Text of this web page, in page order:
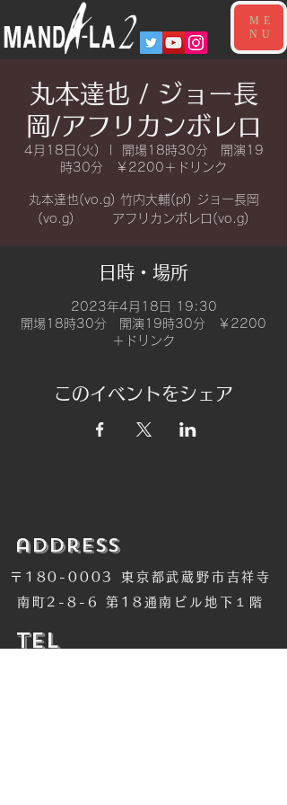
ME
NU
丸本達也 / ジョー長
岡/アフリカンボレロ
4月18日(火)
開場18時30分 開演19
時30分 ￥2200＋ドリンク
丸本達也(vo.g) 竹内大輔(pf) ジョー長岡
(vo.g) アフリカンボレロ(vo.g)
日時・場所
2023年4月18日 19:30
開場18時30分 開演19時30分 ￥2200
＋ドリンク
このイベントをシェア
​address
〒180-0003 東京都武蔵野市吉祥寺
南町2-8-6 第18通南ビル地下１階
​TEL